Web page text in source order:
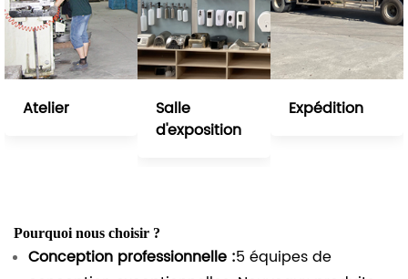
Atelier
Salle
d'exposition
Expédition
Pourquoi nous choisir ?
Conception professionnelle :5 équipes de